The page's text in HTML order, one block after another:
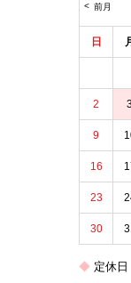
前月
日
2
9
16
23
30
定休日